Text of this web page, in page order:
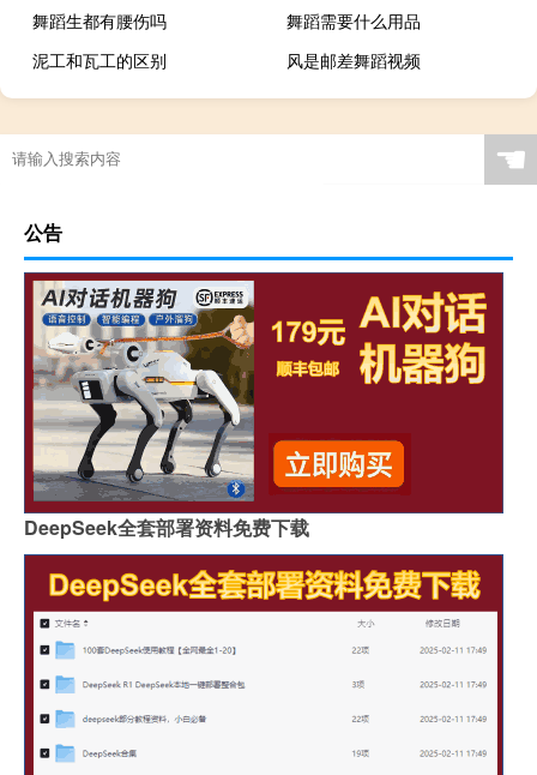
舞蹈生都有腰伤吗
舞蹈需要什么用品
泥工和瓦工的区别
风是邮差舞蹈视频
☚
公告
DeepSeek全套部署资料免费下载